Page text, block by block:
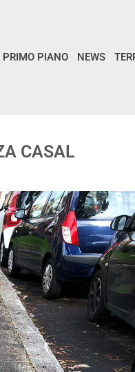
PRIMO PIANO NEWS
CASAL